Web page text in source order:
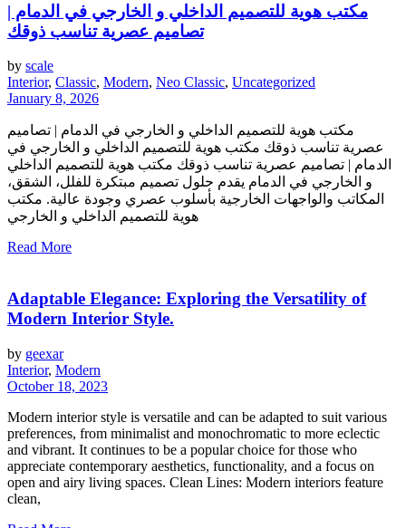
مكتب هوية للتصميم الداخلي و الخارجي في الدمام |
تصاميم عصرية تناسب ذوقك
by scale
Interior, Classic, Modern, Neo Classic, Uncategorized
January 8, 2026
مكتب هوية للتصميم الداخلي و الخارجي في الدمام | تصاميم
عصرية تناسب ذوقك مكتب هوية للتصميم الداخلي و الخارجي في
الدمام | تصاميم عصرية تناسب ذوقك مكتب هوية للتصميم الداخلي
و الخارجي في الدمام يقدم حلول تصميم مبتكرة للفلل، الشقق،
المكاتب والواجهات الخارجية بأسلوب عصري وجودة عالية. مكتب
هوية للتصميم الداخلي و الخارجي
Read More
Adaptable Elegance: Exploring the Versatility of
Modern Interior Style.
by geexar
Interior, Modern
October 18, 2023
Modern interior style is versatile and can be adapted to suit various
preferences, from minimalist and monochromatic to more eclectic
and vibrant. It continues to be a popular choice for those who
appreciate contemporary aesthetics, functionality, and a focus on
open and airy living spaces. Clean Lines: Modern interiors feature
clean,